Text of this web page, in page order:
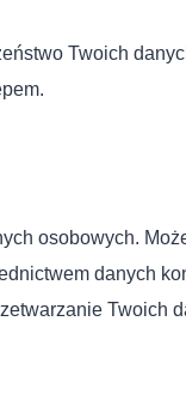
Twoich
osobowych.
danych
Twoich